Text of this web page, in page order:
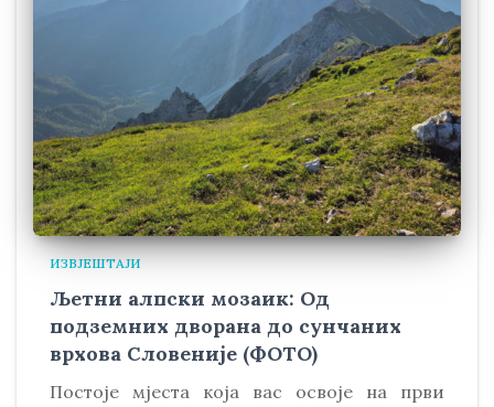
ИЗВЈЕШТАЈИ
Љетни алпски мозаик: Од
подземних дворана до сунчаних
врхова Словеније (ФОТО)
Постоје мјеста која вас освоје на први